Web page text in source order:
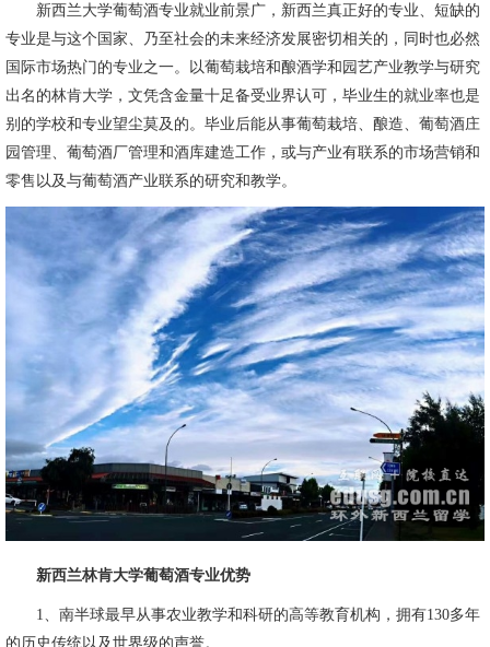
新西兰大学葡萄酒专业就业前景广，新西兰真正好的专业、短缺的
专业是与这个国家、乃至社会的未来经济发展密切相关的，同时也必然
国际市场热门的专业之一。以葡萄栽培和酿酒学和园艺产业教学与研究
出名的林肯大学，文凭含金量十足备受业界认可，毕业生的就业率也是
别的学校和专业望尘莫及的。毕业后能从事葡萄栽培、酿造、葡萄酒庄
园管理、葡萄酒厂管理和酒库建造工作，或与产业有联系的市场营销和
零售以及与葡萄酒产业联系的研究和教学。
新西兰林肯大学葡萄酒专业优势
1、南半球最早从事农业教学和科研的高等教育机构，拥有130多年
的历史传统以及世界级的声誉。